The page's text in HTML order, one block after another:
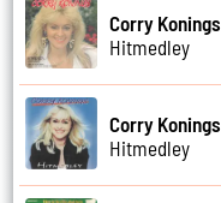
Corry Konings
Hitmedley
Corry Konings
Hitmedley